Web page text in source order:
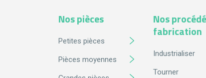
Nos pièces
Petites pièces
Pièces moyennes
Nos
fabrication
Industrialiser
Tourner